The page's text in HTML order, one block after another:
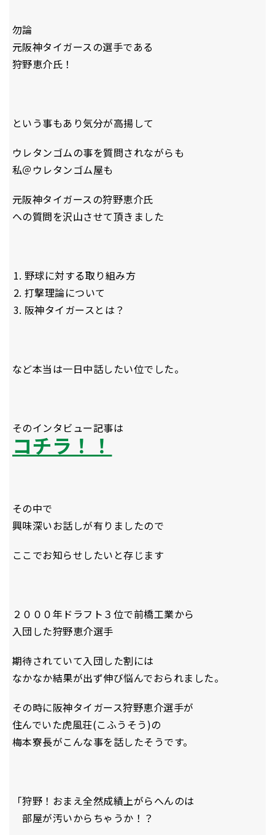
勿論
元阪神タイガースの選手である
狩野恵介氏！
という事もあり気分が高揚して
ウレタンゴムの事を質問されながらも
私＠ウレタンゴム屋も
元阪神タイガースの狩野恵介氏
への質問を沢山させて頂きました
野球に対する取り組み方
打撃理論について
阪神タイガースとは？
など本当は一日中話したい位でした。
そのインタビュー記事は
コチラ！！
その中で
興味深いお話しが有りましたので
ここでお知らせしたいと存じます
２０００年ドラフト３位で前橋工業から
入団した狩野恵介選手
期待されていて入団した割には
なかなか結果が出ず伸び悩んでおられました。
その時に阪神タイガース狩野恵介選手が
住んでいた虎風荘(こふうそう)の
梅本寮長がこんな事を話したそうです。
「狩野！おまえ全然成績上がらへんのは
部屋が汚いからちゃうか！？